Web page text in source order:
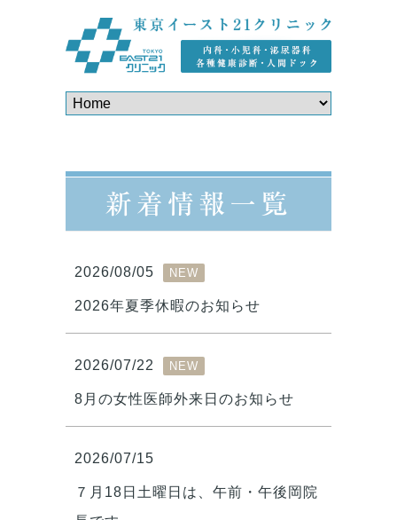
新着情報一覧
2026/08/05 NEW
2026年夏季休暇のお知らせ
2026/07/22 NEW
8月の女性医師外来日のお知らせ
2026/07/15
７月18日土曜日は、午前・午後岡院